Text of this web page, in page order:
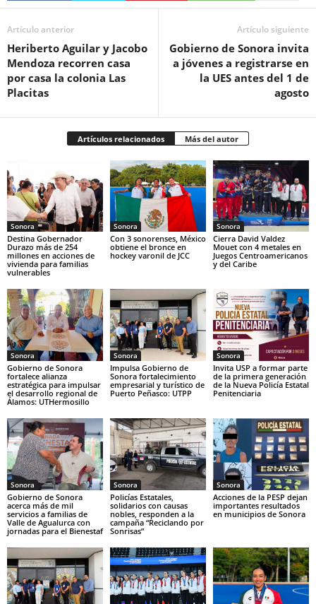
Artículo anterior
Heriberto Aguilar y Jacobo
Mendoza recorren casa
por casa la colonia Las
Placitas
Artículo siguiente
Gobierno de Sonora invita
a jóvenes a registrarse en
la UES antes del 1 de
agosto
Artículos relacionados Más del autor
Sonora
Destina Gobernador
Durazo más de 254
millones en acciones de
vivienda para familias
vulnerables
Sonora
Con 3 sonorenses, México
obtiene el bronce en
hockey varonil de JCC
Sonora
Cierra David Valdez
Mouet con 4 metales en
Juegos Centroamericanos
y del Caribe
Sonora
Gobierno de Sonora
fortalece alianza
estratégica para impulsar
el desarrollo regional de
Álamos: UTHermosillo
Sonora
Impulsa Gobierno de
Sonora fortalecimiento
empresarial y turístico de
Puerto Peñasco: UTPP
Sonora
Invita USP a formar parte
de la primera generación
de la Nueva Policía Estatal
Penitenciaria
Sonora
Gobierno de Sonora
acerca más de mil
servicios a familias de
Valle de Agualurca con
jornadas para el Bienestaf
Sonora
Policías Estatales,
solidarios con causas
nobles, responden a la
campaña “Reciclando por
Sonrisas”
Sonora
Acciones de la PESP dejan
importantes resultados
en municipios de Sonora